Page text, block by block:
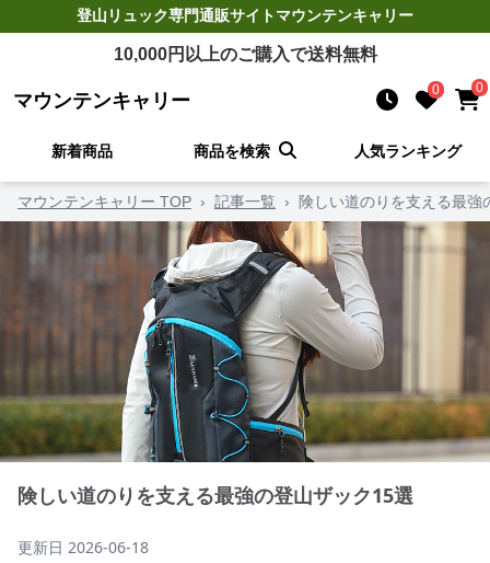
登山リュック専門通販サイトマウンテンキャリー
10,000円以上のご購入で送料無料
マウンテンキャリー 0 0
新着商品 商品を検索 人気ランキング
マウンテンキャリー TOP › 記事一覧 › 険しい道のりを支える最強
険しい道のりを支える最強の登山ザック15選
更新日 2026-06-18